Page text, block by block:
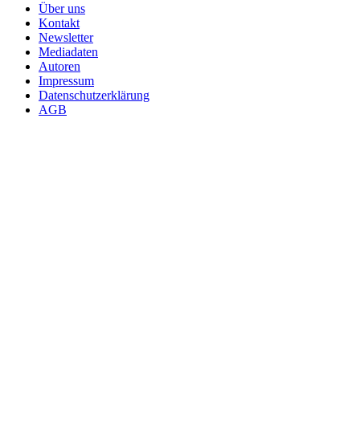
Über uns
Kontakt
Newsletter
Mediadaten
Autoren
Impressum
Datenschutzerklärung
AGB